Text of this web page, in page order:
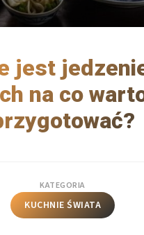
jest
na co
KATEGORIA
KUCHNIE ŚWIATA